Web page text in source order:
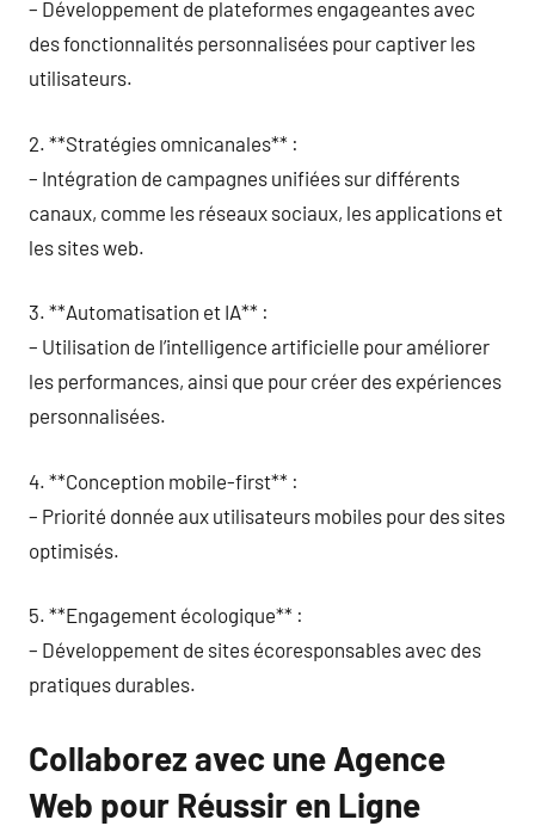
– Développement de plateformes engageantes avec
des fonctionnalités personnalisées pour captiver les
utilisateurs.
2. **Stratégies omnicanales** :
– Intégration de campagnes unifiées sur différents
canaux, comme les réseaux sociaux, les applications et
les sites web.
3. **Automatisation et IA** :
– Utilisation de l’intelligence artificielle pour améliorer
les performances, ainsi que pour créer des expériences
personnalisées.
4. **Conception mobile-first** :
– Priorité donnée aux utilisateurs mobiles pour des sites
optimisés.
5. **Engagement écologique** :
– Développement de sites écoresponsables avec des
pratiques durables.
Collaborez avec une Agence
Web pour Réussir en Ligne